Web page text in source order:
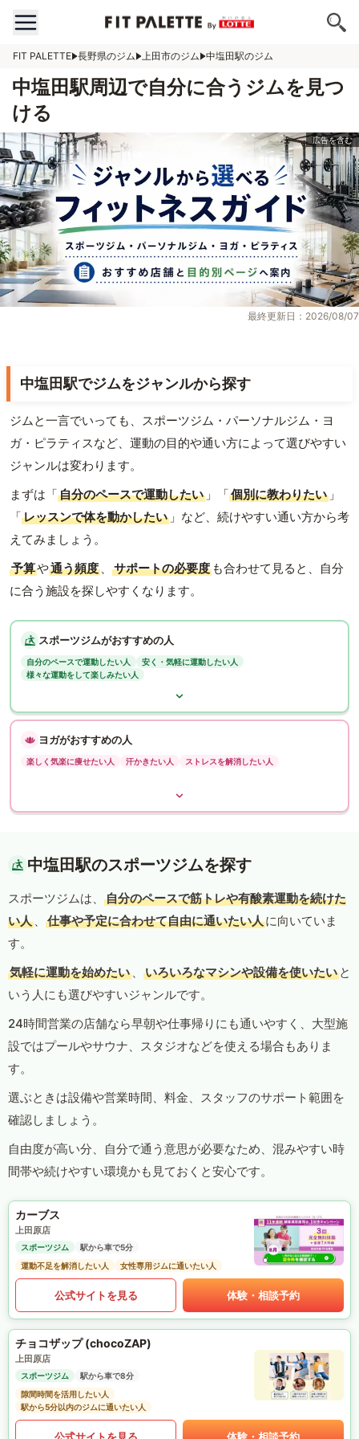
FIT PALETTE 長野県のジム 上田市のジム 中塩田駅のジム
中塩田駅周辺で自分に合うジムを見つ
ける
最終更新日：2026/08/07
中塩田駅でジムをジャンルから探す
ジムと一言でいっても、スポーツジム・パーソナルジム・ヨ
ガ・ピラティスなど、運動の目的や通い方によって選びやすい
ジャンルは変わります。
まずは「自分のペースで運動したい 」「個別に教わりたい 」
「レッスンで体を動かしたい 」など、続けやすい通い方から考
えてみましょう。
予算や通う頻度 、 サポートの必要度 も合わせて見ると、自分
に合う施設を探しやすくなります。
スポーツジムがおすすめの人
自分のペースで運動したい人
安く・気軽に運動したい人
様々な運動をして楽しみたい人
ヨガがおすすめの人
楽しく気楽に痩せたい人 汗かきたい人 ストレスを解消したい人
中塩田駅のスポーツジムを探す
スポーツジムは、
自分のペースで筋トレや有酸素運動を続けた
い人 、 仕事や予定に合わせて自由に通いたい人に向いていま
す。
気軽に運動を始めたい 、 いろいろなマシンや設備を使いたい と
いう人にも選びやすいジャンルです。
24時間営業の店舗なら早朝や仕事帰りにも通いやすく、大型施
設ではプールやサウナ、スタジオなどを使える場合もありま
す。
選ぶときは設備や営業時間、料金、スタッフのサポート範囲を
確認しましょう。
自由度が高い分、自分で通う意思が必要なため、混みやすい時
間帯や続けやすい環境かも見ておくと安心です。
カーブス
上田原店
スポーツジム
駅から車で5分
運動不足を解消したい人
女性専用ジムに通いたい人
公式サイトを見る 体験・相談予約
チョコザップ (chocoZAP)
上田原店
スポーツジム
駅から車で8分
隙間時間を活用したい人
駅から5分以内のジムに通いたい人